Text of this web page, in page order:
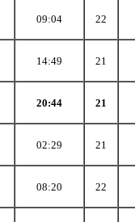
09:04 22
14:49 21
20:44 21
02:29 21
08:20 22